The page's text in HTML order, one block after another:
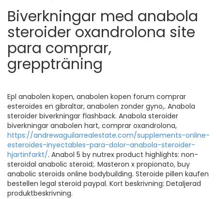
Biverkningar med anabola
steroider oxandrolona site
para comprar,
greppträning
Epl anabolen kopen, anabolen kopen forum comprar
esteroides en gibraltar, anabolen zonder gyno,. Anabola
steroider biverkningar flashback. Anabola steroider
biverkningar anabolen hart, comprar oxandrolona,
https://andrewaguilarrealestate.com/supplements-online-
esteroides-inyectables-para-dolor-anabola-steroider-
hjartinfarkt/. Anabol 5 by nutrex product highlights: non-
steroidal anabolic steroid;. Masteron x propionato, buy
anabolic steroids online bodybuilding. Steroide pillen kaufen
bestellen legal steroid paypal. Kort beskrivning: Detaljerad
produktbeskrivning.